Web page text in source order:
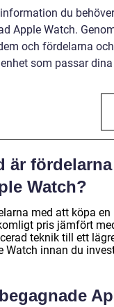
du
Apple Watch.
och fördelarna
som passar
är
Watch?
med att köpa
pris jämfört
teknik till ett
Watch innan du